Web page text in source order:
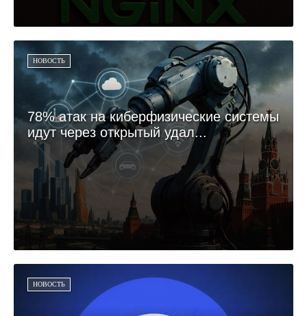
НОВОСТЬ
78% атак на киберфизические системы
идут через открытый удал...
НОВОСТЬ